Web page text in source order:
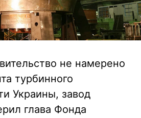
не намерено
турбинного
Украины, завод
глава Фонда